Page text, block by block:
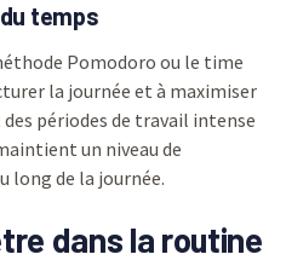
temps
Pomodoro ou le time
la journée et à maximiser
périodes de travail intense
un niveau de
de la journée.
dans la routine